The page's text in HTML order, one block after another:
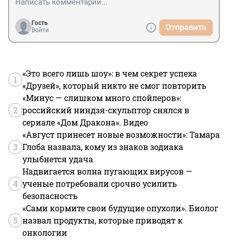
Гость
Войти
Отправить
1
«Это всего лишь шоу»: в чем секрет успеха
«Друзей», который никто не смог повторить
2
«Минус — слишком много спойлеров»:
российский ниндзя-скульптор снялся в
сериале «Дом Дракона». Видео
3
«Август принесет новые возможности»: Тамара
Глоба назвала, кому из знаков зодиака
улыбнется удача
4
Надвигается волна пугающих вирусов —
ученые потребовали срочно усилить
безопасность
5
«Сами кормите свои будущие опухоли». Биолог
назвал продукты, которые приводят к
онкологии